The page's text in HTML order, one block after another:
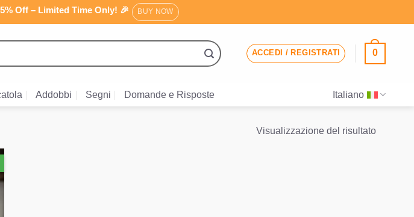
Off – Limited Time Only! 🎉 BUY NOW
ACCEDI / REGISTRATI 0
Addobbi Segni Domande e Risposte Italiano
Visualizzazione del risultato